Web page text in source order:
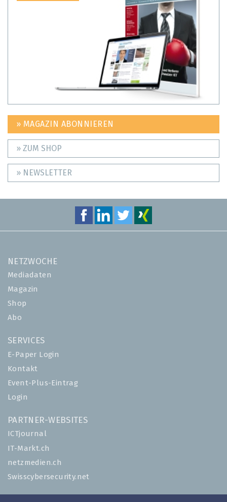
» MAGAZIN ABONNIEREN
» ZUM SHOP
» NEWSLETTER
NETZWOCHE
Mediadaten
Magazin
Shop
Abo
SERVICES
E-Paper Login
Kontakt
Event-Plus-Eintrag
Login
PARTNER-WEBSITES
ICTjournal
IT-Markt.ch
netzmedien.ch
Swisscybersecurity.net